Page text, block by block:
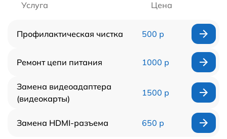
Услуга Цена
Профилактическая чистка 500 р
Ремонт цепи питания 1000 р
Замена видеоадаптера
(видеокарты)
1500 р
Замена HDMI-разъема 650 р